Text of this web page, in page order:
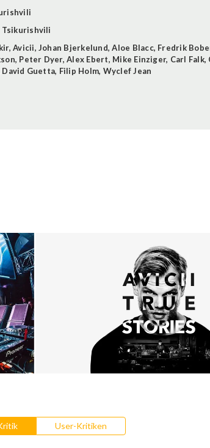
Tsikurishvili
,Avicii,Johan Bjerkelund,Aloe Blacc, Fredrik
, Peter Dyer,Alex Ebert, Mike Einziger, Carl Falk,
David Guetta, Filip Holm, Wyclef Jean
User-Kritiken